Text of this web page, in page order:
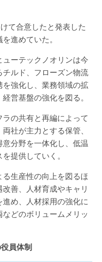
て合意したと発表した
進めていた。
ーテックノオリンは今
ルド、フローズン物流
強化し、業務領域の拡
営基盤の強化を図る。
の共有と再編によって
社が主力とする保管、
分野を一体化し、低温
提供していく。
生産性の向上を図るほ
善、人材育成やキャリ
め、人材採用の強化に
どのボリュームメリッ
員体制